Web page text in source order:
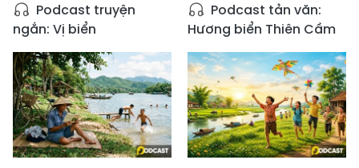
Podcast truyện
ngắn: Vị biển
Podcast tản văn:
Hương biển Thiên Cầm